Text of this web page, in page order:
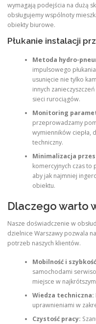
wymagają podejścia na dużą
obsługujemy wspólnoty
obiekty biurowe.
Płukanie instalacji
Metoda hydro-
impulsowego
usunięcie nie tylko
innych
sieci rurociągów.
Monitoring
przeprowadzamy
wymienników ciepła,
techniczny.
Minimalizacja
komercyjnych czas to
aby jak najmniej
obiektu.
Dlaczego warto
Nasze doświadczenie w
dzielnice Warszawy pozwala
potrzeb naszych klientów.
Mobilność i
samochodami
miejsce w
Wiedza techniczna:
uprawnieniami w
Czystość pracy: